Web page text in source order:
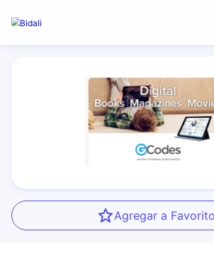
Agregar a